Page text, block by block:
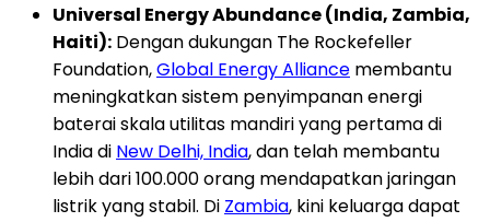
Universal Energy Abundance (India, Zambia,
Haiti): Dengan dukungan The Rockefeller
Foundation,Global Energy Alliance membantu
meningkatkan sistem penyimpanan energi
baterai skala utilitas mandiri yang pertama di
India di New Delhi, India, dan telah membantu
lebih dari 100.000 orang mendapatkan jaringan
listrik yang stabil. Di Zambia, kini keluarga dapat